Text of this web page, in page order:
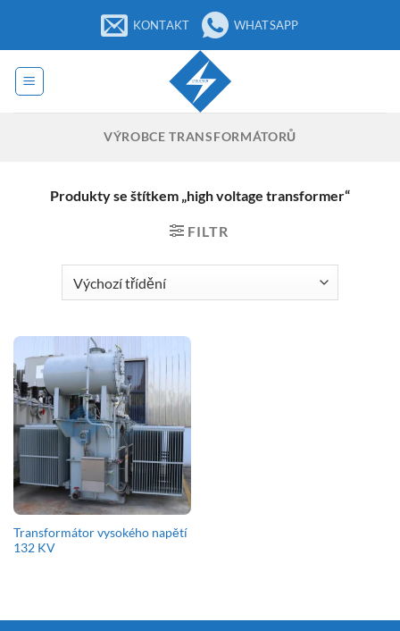
obsah
KONTAKT WHATSAPP
VÝROBCE TRANSFORMÁTORŮ
Produkty se štítkem „high voltage transformer“
FILTR
Transformátor vysokého napětí
132 KV